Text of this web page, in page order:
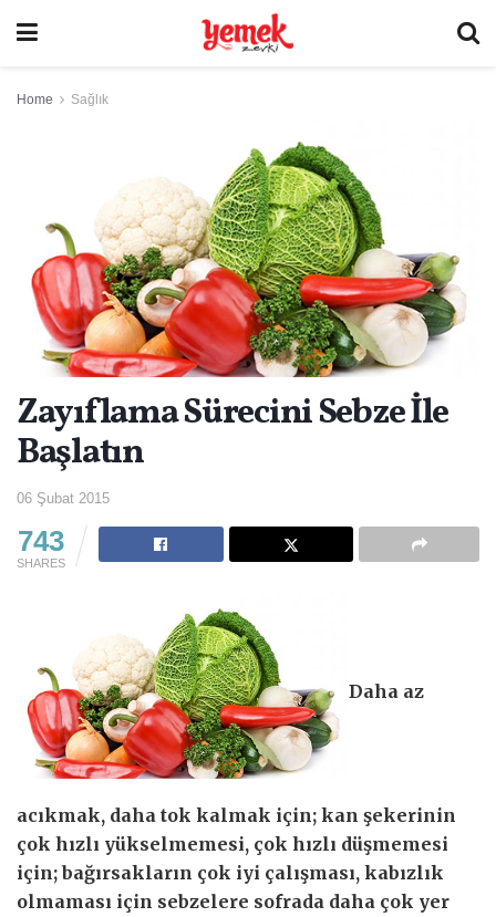
Home Sağlık
Zayıflama Sürecini Sebze İle
Başlatın
06 Şubat 2015
743
SHARES
Daha az
acıkmak, daha tok kalmak için; kan şekerinin
çok hızlı yükselmemesi, çok hızlı düşmemesi
için; bağırsakların çok iyi çalışması, kabızlık
olmaması için sebzelere sofrada daha çok yer